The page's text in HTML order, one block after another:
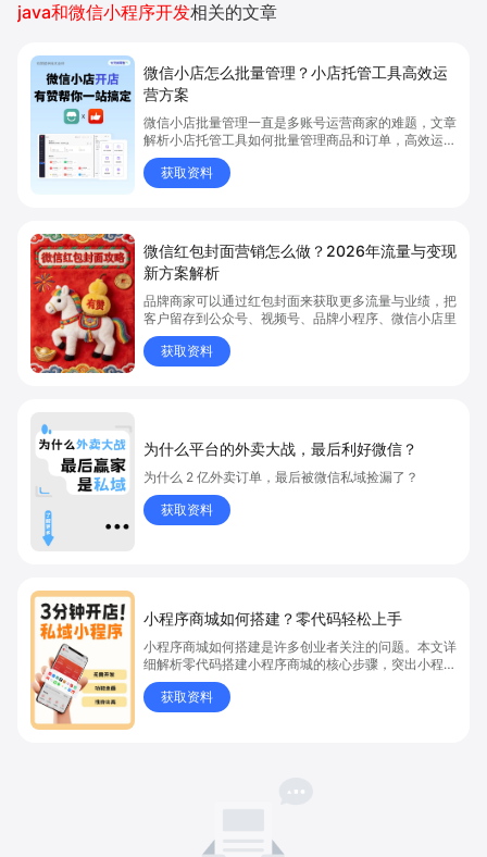
java和微信小程序开发相关的文章
微信小店怎么批量管理？小店托管工具高效运
营方案
微信小店批量管理一直是多账号运营商家的难题，文章
解析小店托管工具如何批量管理商品和订单，高效运营
多账号微信小店。通过智能同步、AI运营托管和丰富营
销玩法，全面提升门店管理效率。点击了解微信小店批
量管理、高效托管的实用方案！
获取资料
微信红包封面营销怎么做？2026年流量与变现
新方案解析
品牌商家可以通过红包封面来获取更多流量与业绩，把
客户留存到公众号、视频号、品牌小程序、微信小店里
获取资料
为什么平台的外卖大战，最后利好微信？
为什么 2 亿外卖订单，最后被微信私域捡漏了？
获取资料
小程序商城如何搭建？零代码轻松上手
小程序商城如何搭建是许多创业者关注的问题。本文详
细解析零代码搭建小程序商城的核心步骤，突出小程序
商城、商城搭建与零代码开店优势，帮助你轻松实现商
品上架、全渠道销售及高效会员运营，快速开启线上卖
货新模式。点击获取详细操作指南！
获取资料